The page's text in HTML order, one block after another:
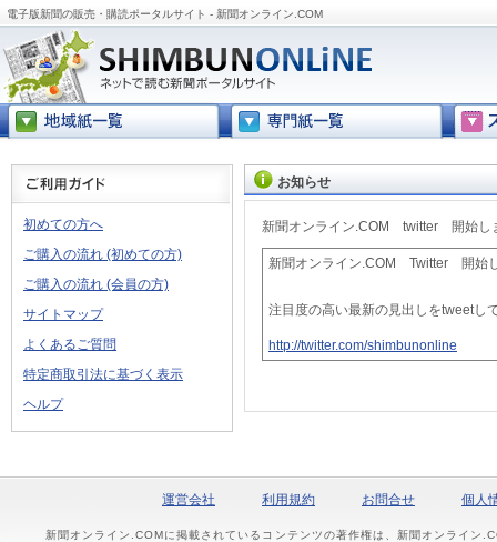
電子版新聞の販売・購読ポータルサイト - 新聞オンライン.COM
初めての方へ
ご購入の流れ (初めての方)
ご購入の流れ (会員の方)
サイトマップ
よくあるご質問
特定商取引法に基づく表示
ヘルプ
お知らせ
新聞オンライン.COM twitter 開始し
新聞オンライン.COM Twitter 開始
注目度の高い最新の見出しをtweetし
http://twitter.com/shimbunonline
運営会社 利用規約 お問合せ 個人
新聞オンライン.COMに掲載されているコンテンツの著作権は、新聞オンライン